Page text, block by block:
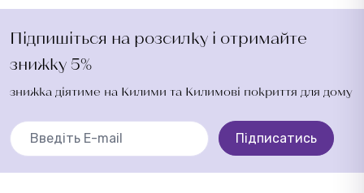
Підпишіться на розсилку і отримайте
знижку 5%
знижка діятиме на Килими та Килимові покриття для дому
Підписатись